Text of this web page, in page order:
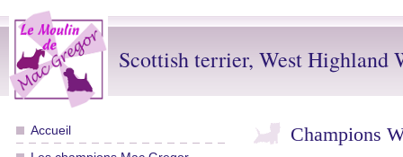
Scottish terrier, West
Accueil
Champions